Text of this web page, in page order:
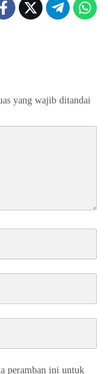
yang wajib ditandai
peramban ini untuk